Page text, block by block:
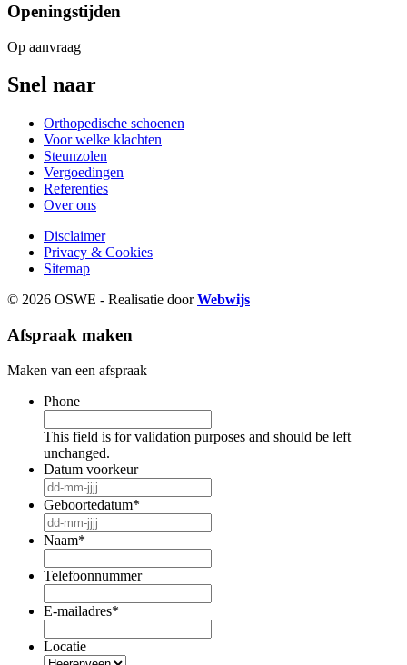
Openingstijden
Op aanvraag
Snel naar
Orthopedische schoenen
Voor welke klachten
Steunzolen
Vergoedingen
Referenties
Over ons
Disclaimer
Privacy & Cookies
Sitemap
© 2026 OSWE - Realisatie doorWebwijs
Afspraak maken
Maken van een afspraak
Phone
This field is for validation purposes and should be left
unchanged.
Datum voorkeur
MM-
JJJJ
Geboortedatum*
MM-
JJJJ
Naam*
Telefoonnummer
E-mailadres*
Locatie